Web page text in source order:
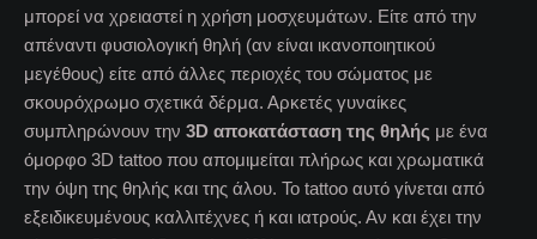
μπορεί να χρειαστεί η χρήση μοσχευμάτων. Είτε από την
απέναντι φυσιολογική θηλή (αν είναι ικανοποιητικού
μεγέθους) είτε από άλλες περιοχές του σώματος με
σκουρόχρωμο σχετικά δέρμα. Αρκετές γυναίκες
συμπληρώνουν την 3D αποκατάσταση της θηλής με ένα
όμορφο 3D tattoo που απομιμείται πλήρως και χρωματικά
την όψη της θηλής και της άλου. Το tattoo αυτό γίνεται από
εξειδικευμένους καλλιτέχνες ή και ιατρούς. Αν και έχει την